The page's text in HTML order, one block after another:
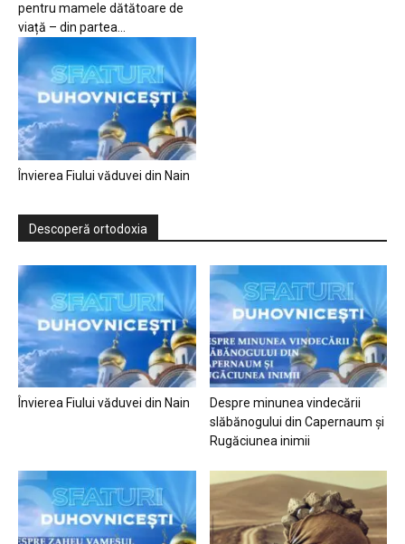
pentru mamele dătătoare de
viață – din partea...
Învierea Fiului văduvei din Nain
Descoperă ortodoxia
Învierea Fiului văduvei din Nain
Despre minunea vindecării
slăbănogului din Capernaum și
Rugăciunea inimii